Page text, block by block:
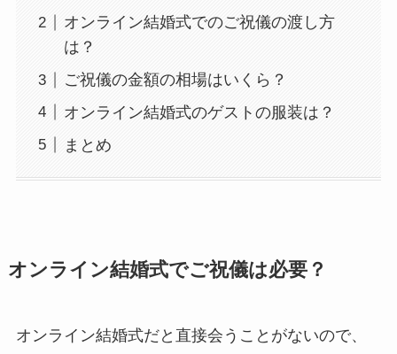
オンライン結婚式でのご祝儀の渡し方
は？
ご祝儀の金額の相場はいくら？
オンライン結婚式のゲストの服装は？
まとめ
オンライン結婚式でご祝儀は必要？
オンライン結婚式だと直接会うことがないので、